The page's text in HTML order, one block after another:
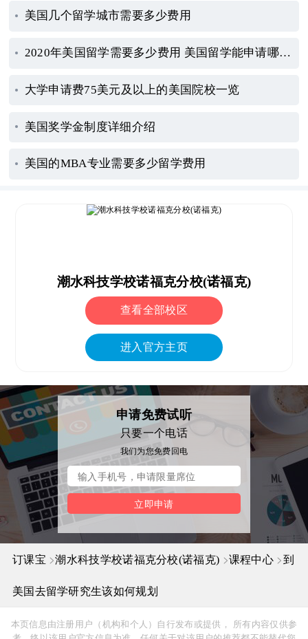
美国几个留学城市需要多少费用
2020年美国留学需要多少费用 美国留学能申请哪些奖学金
大学申请费75美元及以上的美国院校一览
美国奖学金制度详细介绍
美国的MBA专业需要多少留学费用
潮水科技学校诺福克分校(诺福克)
查看全部校区
进入官方主页
申请免费试听
只要一个电话
我们为您免费回电
立即申请
订课宝 >潮水科技学校诺福克分校(诺福克) >课程中心 >到
美国去留学研究生该如何规划
本页信息由注册用户（机构和个人）自行发布或提供， 所有内容仅供参